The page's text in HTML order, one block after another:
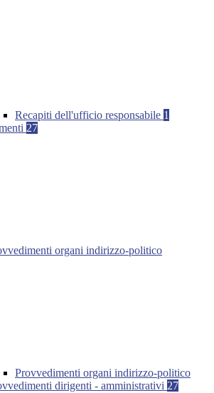
Recapiti dell'ufficio responsabile 1
27
organi indirizzo-politico
Provvedimenti organi indirizzo-politico
dirigenti - amministrativi 27